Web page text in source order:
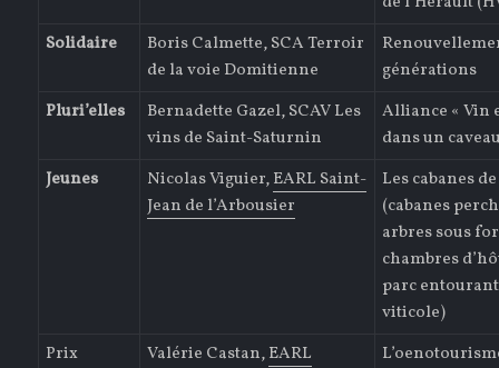
Solidaire
Boris Calmette, SCA Terroir
de la voie Domitienne
générations
Pluri’elles
Bernadette Gazel, SCAV Les
vins de Saint-Saturnin
Alliance « Vin
dans un
Jeunes
Nicolas Viguier,EARL Saint-
Jean de l’Arbousier
Les cabanes
(cabanes
arbres sous
chambres
parc
viticole)
Prix
Valérie Castan,EARL